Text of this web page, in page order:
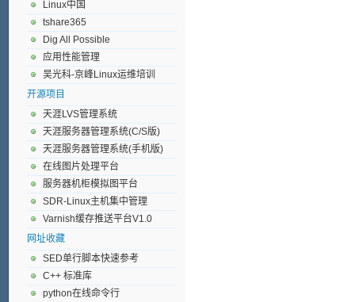
Linux中国
tshare365
Dig All Possible
应用性能管理
吴光科-京峰Linux运维培训
开源项目
天涯LVS管理系统
天涯服务器管理系统(C/S版)
天涯服务器管理系统(手机版)
在线图片处理平台
服务器机柜模拟图平台
SDR-Linux主机集中管理
Varnish缓存推送平台V1.0
网址收藏
SED单行脚本快速参考
C++ 标准库
python在线命令行